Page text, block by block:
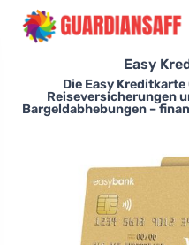
Easy
Die Easy
Reiseversicherungen
Bargeldabhebungen –